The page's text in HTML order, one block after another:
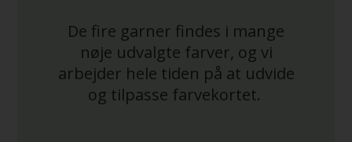
De fire garner findes i mange
nøje udvalgte farver, og vi
arbejder hele tiden på at udvide
og tilpasse farvekortet.